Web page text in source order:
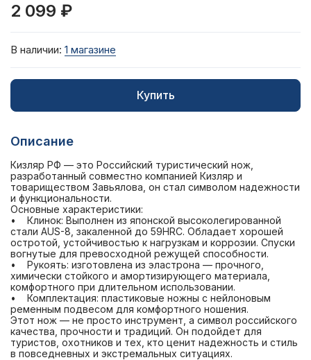
2 099 ₽
В наличии: 1 магазине
Купить
Описание
Кизляр РФ — это Российский туристический нож,
разработанный совместно компанией Кизляр и
товариществом Завьялова, он стал символом надежности
и функциональности.
Основные характеристики:
• Клинок: Выполнен из японской высоколегированной
стали AUS-8, закаленной до 59HRC. Обладает хорошей
остротой, устойчивостью к нагрузкам и коррозии. Спуски
вогнутые для превосходной режущей способности.
• Рукоять: изготовлена из эластрона — прочного,
химически стойкого и амортизирующего материала,
комфортного при длительном использовании.
• Комплектация: пластиковые ножны с нейлоновым
ременным подвесом для комфортного ношения.
Этот нож — не просто инструмент, а символ российского
качества, прочности и традиций. Он подойдет для
туристов, охотников и тех, кто ценит надежность и стиль
в повседневных и экстремальных ситуациях.